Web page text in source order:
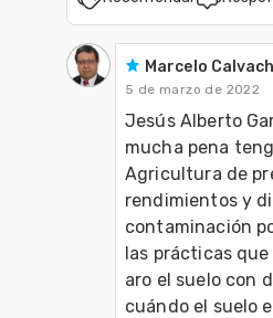
Marcelo
5 de marzo de 2022
Jesús Alberto
mucha pena
Agricultura de
rendimientos y
contaminación
las prácticas
aro el suelo con
cuándo el suelo